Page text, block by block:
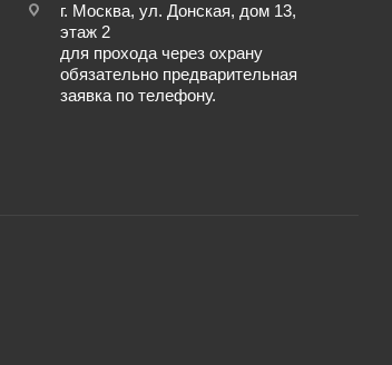
г. Москва, ул. Донская, дом 13,
этаж 2
для прохода через охрану
обязательно предварительная
заявка по телефону.